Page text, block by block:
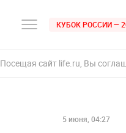
КУБОК РОССИИ —
Посещая сайт life.ru, Вы
5 июня, 04:27